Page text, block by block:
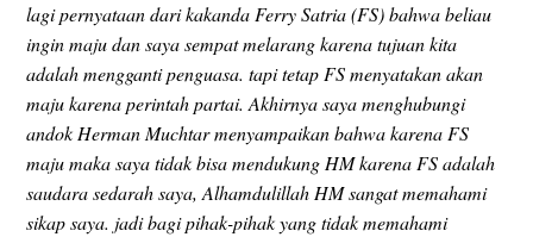
lagi pernyataan dari kakanda Ferry Satria (FS) bahwa beliau
ingin maju dan saya sempat melarang karena tujuan kita
adalah mengganti penguasa. tapi tetap FS menyatakan akan
maju karena perintah partai. Akhirnya saya menghubungi
andok Herman Muchtar menyampaikan bahwa karena FS
maju maka saya tidak bisa mendukung HM karena FS adalah
saudara sedarah saya, Alhamdulillah HM sangat memahami
sikap saya. jadi bagi pihak-pihak yang tidak memahami